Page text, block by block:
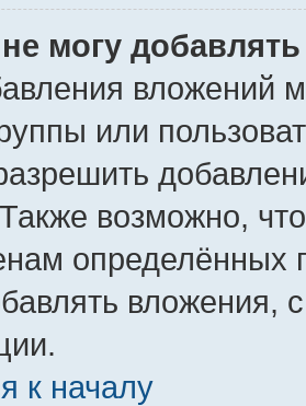
могу
вложений
или
возможно,
определённых
вложения,
к началу